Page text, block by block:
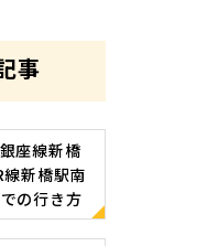
事
座線新橋
新橋駅南
の行き方